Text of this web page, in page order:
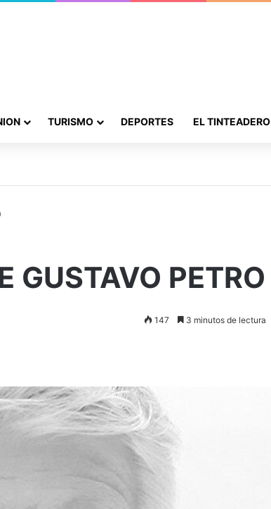
TURISMO DEPORTES EL TINTEADERO
GUSTAVO PETRO
147 3 minutos de lectura